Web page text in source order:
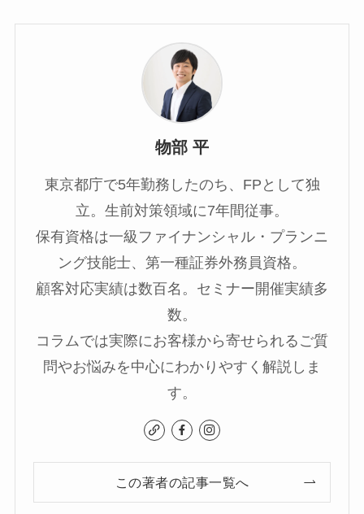
物部 平
東京都庁で5年勤務したのち、FPとして独
立。生前対策領域に7年間従事。
保有資格は一級ファイナンシャル・プランニ
ング技能士、第一種証券外務員資格。
顧客対応実績は数百名。セミナー開催実績多
数。
コラムでは実際にお客様から寄せられるご質
問やお悩みを中心にわかりやすく解説しま
す。
この著者の記事一覧へ